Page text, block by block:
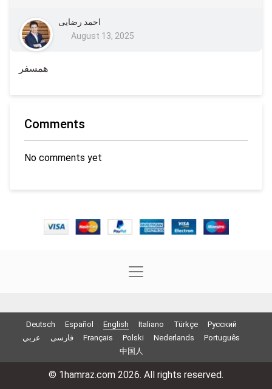
احمد رضایی
August 13, 2025
همسفر
Comments
No comments yet
Deutsch Español English Italiano Türkçe
Русский
عربي
فارسی Français Polski Nederlands
Português
中国人
© 1hamraz.com 2026. All rights reserved.